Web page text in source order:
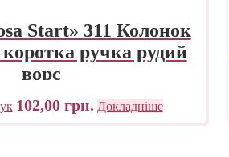
Start» 311 Колонок
ручка рудий
ворс
102,00 грн. Докладніше